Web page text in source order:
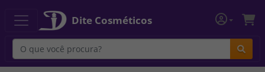
Dite Cosméticos